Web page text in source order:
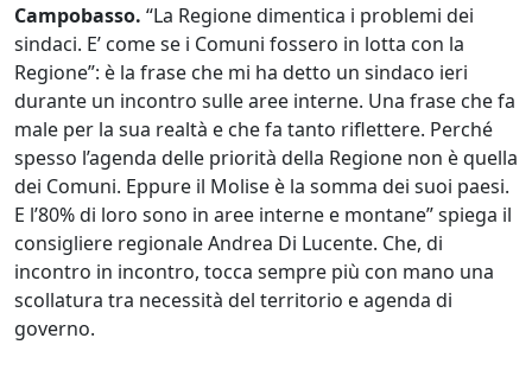
Campobasso. “La Regione dimentica i problemi dei
sindaci. E’ come se i Comuni fossero in lotta con la
Regione”: è la frase che mi ha detto un sindaco ieri
durante un incontro sulle aree interne. Una frase che fa
male per la sua realtà e che fa tanto riflettere. Perché
spesso l’agenda delle priorità della Regione non è quella
dei Comuni. Eppure il Molise è la somma dei suoi paesi.
E l’80% di loro sono in aree interne e montane” spiega il
consigliere regionale Andrea Di Lucente. Che, di
incontro in incontro, tocca sempre più con mano una
scollatura tra necessità del territorio e agenda di
governo.